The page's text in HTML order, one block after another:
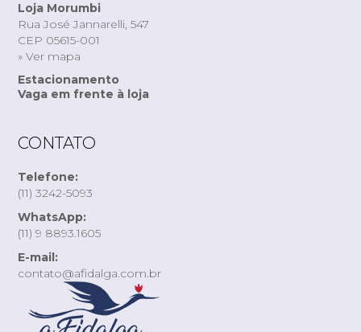
Loja Morumbi
Rua José Jannarelli, 547
CEP 05615-001
» Ver mapa
Estacionamento
Vaga em frente à loja
CONTATO
Telefone:
(11) 3242-5093
WhatsApp:
(11) 9 8893.1605
E-mail:
contato@afidalga.com.br